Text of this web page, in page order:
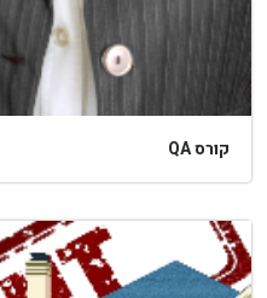
קורס QA